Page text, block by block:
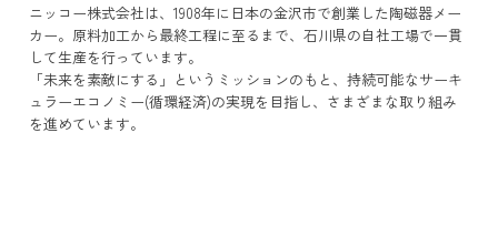
ニッコー株式会社は、1908年に日本の金沢市で創業した陶磁器メー
カー。原料加工から最終工程に至るまで、石川県の自社工場で一貫
して生産を行っています。
「未来を素敵にする」というミッションのもと、持続可能なサーキ
ュラーエコノミー(循環経済)の実現を目指し、さまざまな取り組み
を進めています。